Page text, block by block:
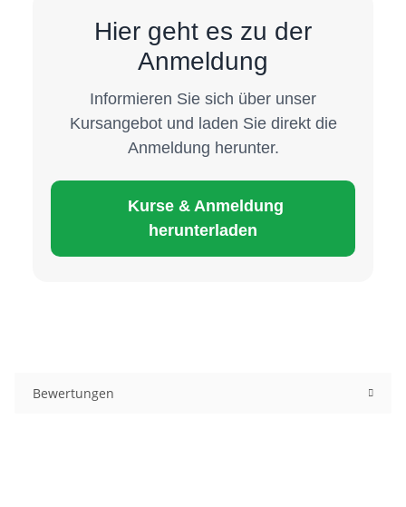
Hier geht es zu der
Anmeldung
Informieren Sie sich über unser
Kursangebot und laden Sie direkt die
Anmeldung herunter.
Kurse & Anmeldung
herunterladen
Bewertungen